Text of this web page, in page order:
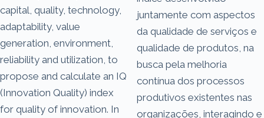
capital, quality, technology,
adaptability, value
generation, environment,
reliability and utilization, to
propose and calculate an IQ
(Innovation Quality) index
for quality of innovation. In
juntamente com aspectos
da qualidade de serviços e
qualidade de produtos, na
busca pela melhoria
contínua dos processos
produtivos existentes nas
organizações, interagindo e